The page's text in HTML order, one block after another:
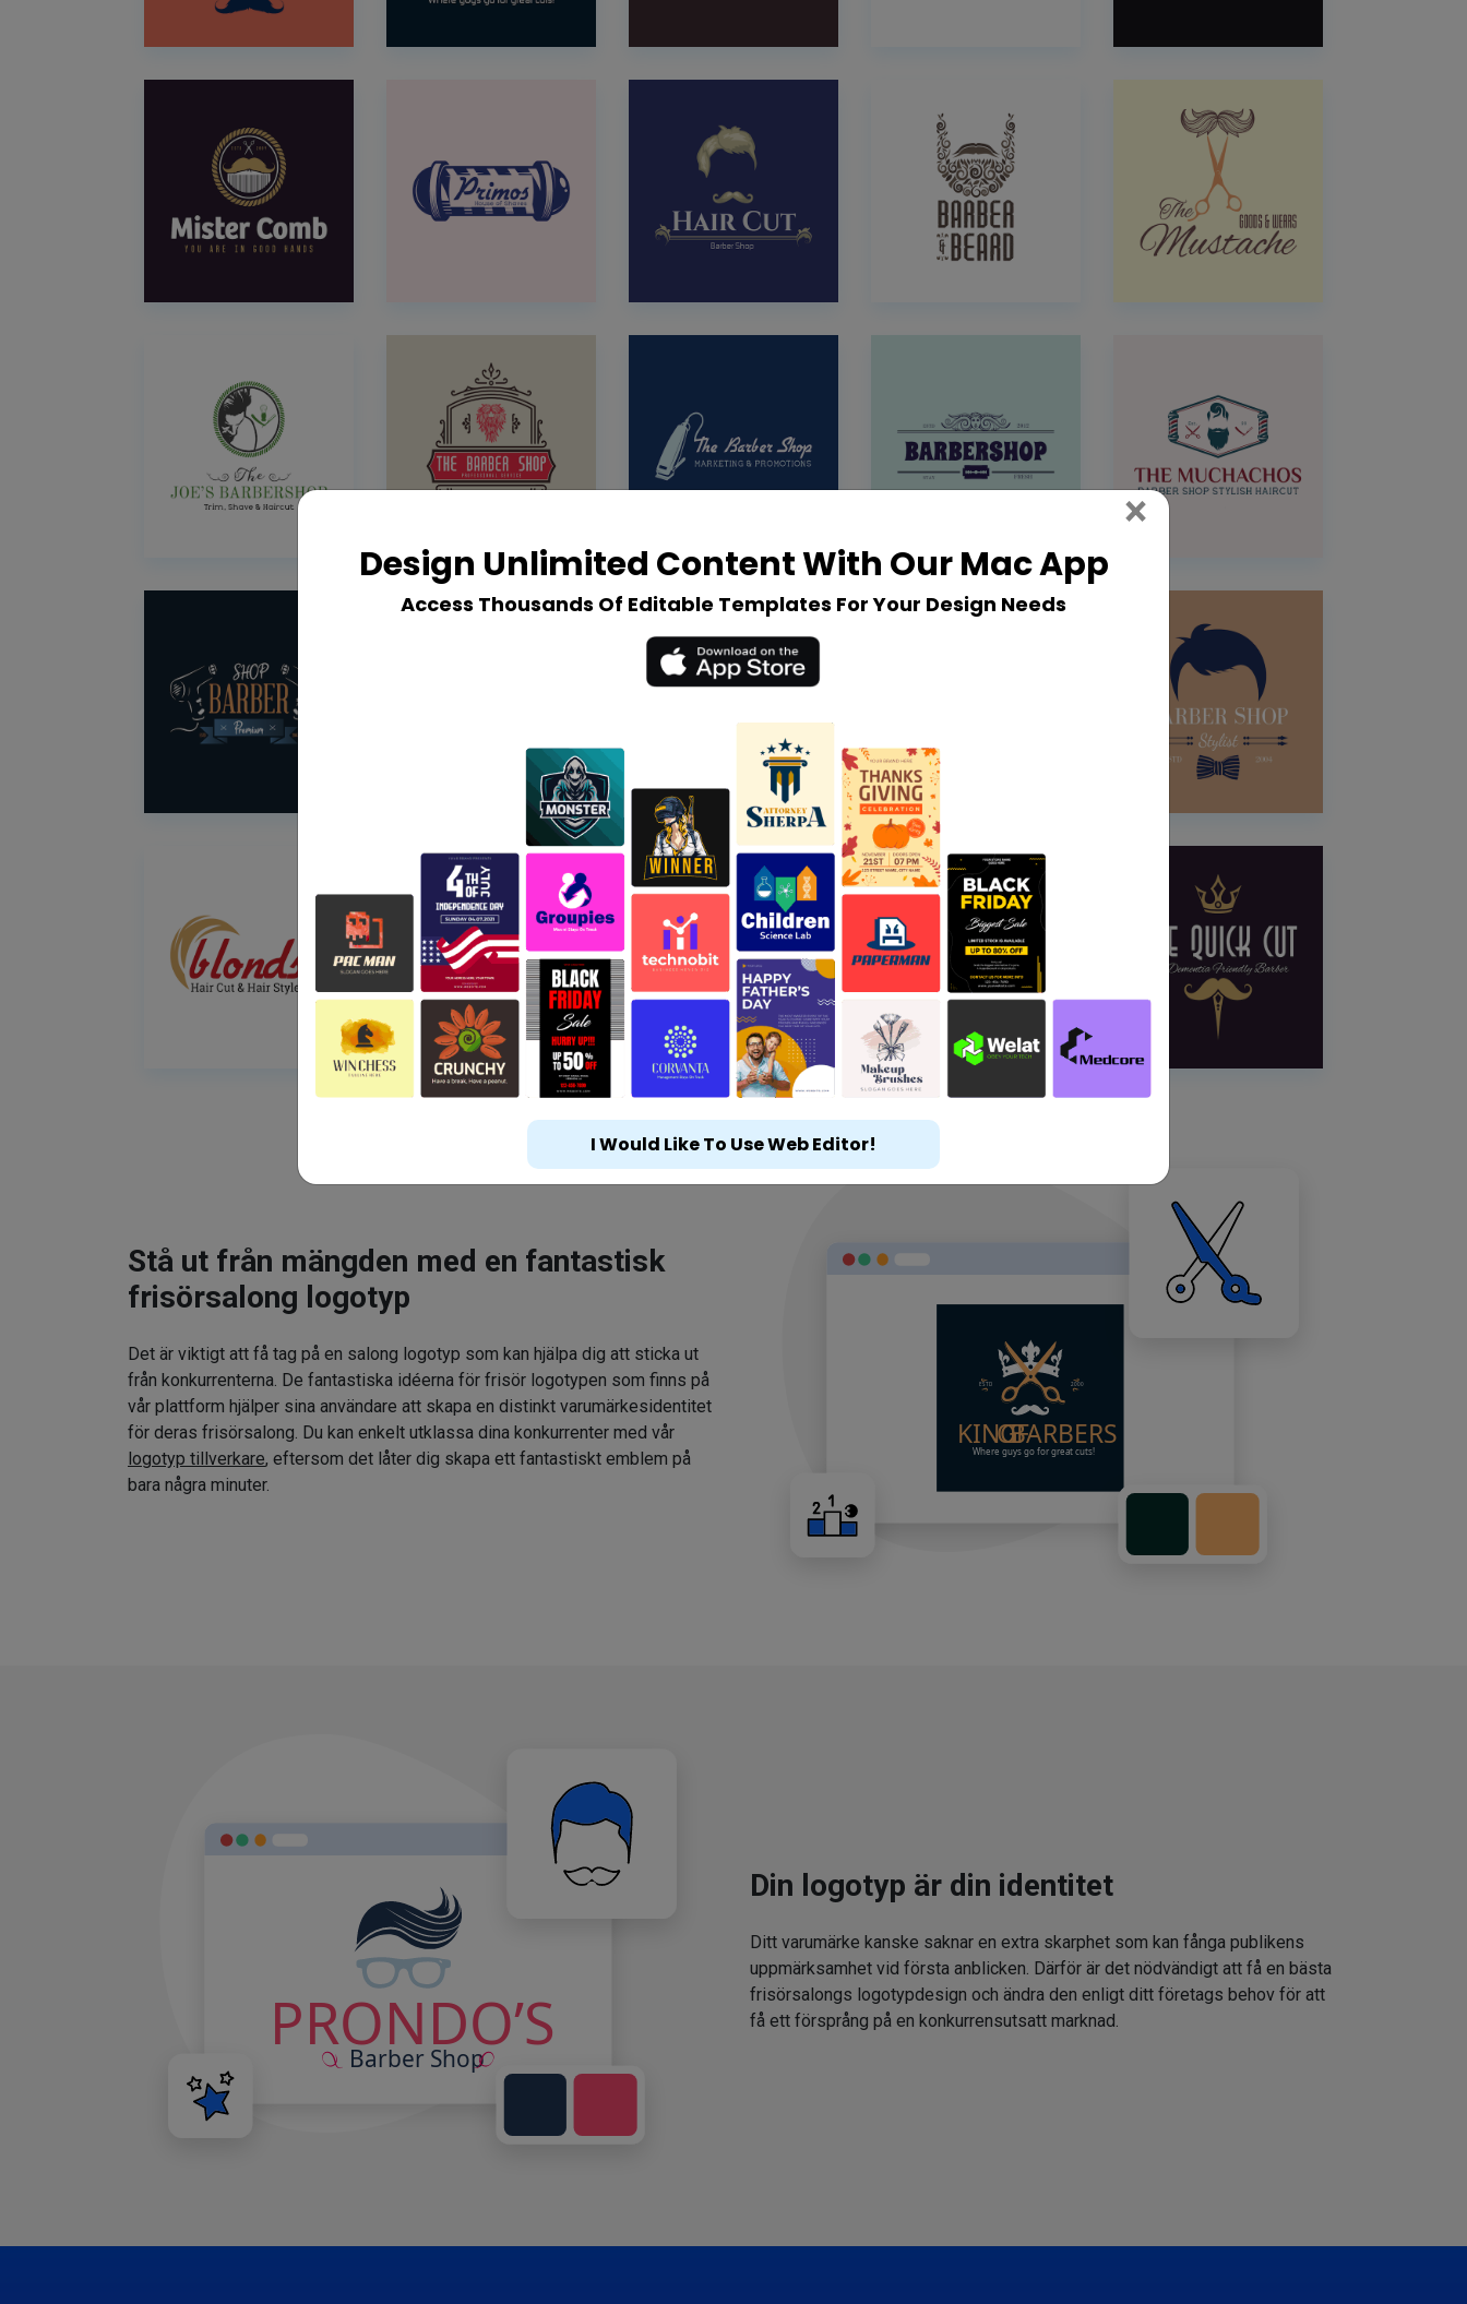
Stå ut från mängden med en fantastisk
frisörsalong logotyp
Det är viktigt att få tag på en salong logotyp som kan hjälpa dig att sticka ut
från konkurrenterna. De fantastiska idéerna för frisör logotypen som finns på
vår plattform hjälper sina användare att skapa en distinkt varumärkesidentitet
för deras frisörsalong. Du kan enkelt utklassa dina konkurrenter med vår
logotyp tillverkare, eftersom det låter dig skapa ett fantastiskt emblem på
bara några minuter.
Din logotyp är din identitet
Ditt varumärke kanske saknar en extra skarphet som kan fånga publikens
uppmärksamhet vid första anblicken. Därför är det nödvändigt att få en bästa
frisörsalongs logotypdesign och ändra den enligt ditt företags behov för att
få ett försprång på en konkurrensutsatt marknad.
Design Unlimited Content With Our Mac App
Access Thousands Of Editable Templates For Your Design Needs
× Close
I Would Like To Use Web Editor!